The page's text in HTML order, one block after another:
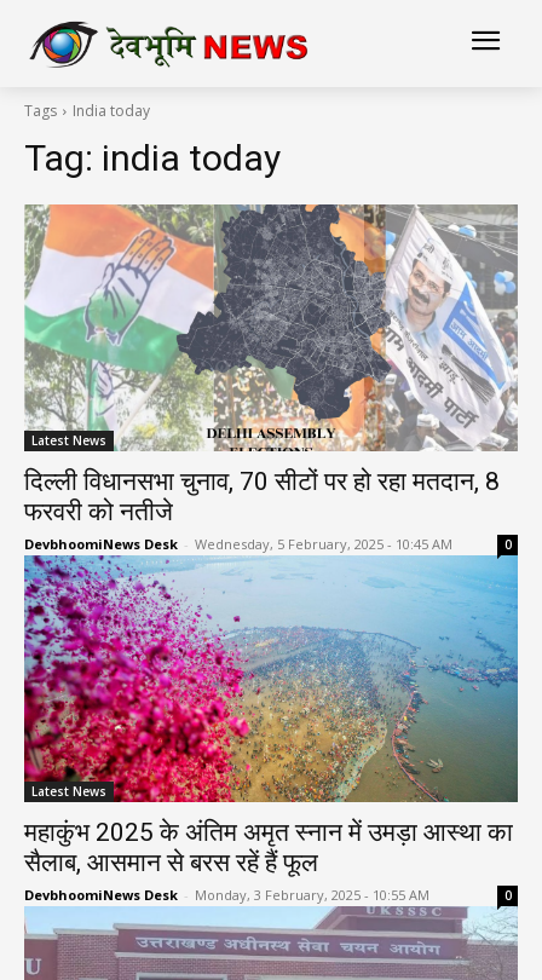
Tags India today
Tag: india today
Latest News
दिल्ली विधानसभा चुनाव, 70 सीटों पर हो रहा मतदान, 8
फरवरी को नतीजे
DevbhoomiNews Desk - Wednesday, 5 February, 2025 - 10:45 AM 0
Latest News
महाकुंभ 2025 के अंतिम अमृत स्नान में उमड़ा आस्था का
सैलाब, आसमान से बरस रहें हैं फूल
DevbhoomiNews Desk - Monday, 3 February, 2025 - 10:55 AM 0